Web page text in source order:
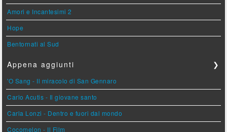
Amori e Incantesimi 2
Hope
Bentornati al Sud
Appena aggiunti ❯
'O Sang - Il miracolo di San Gennaro
Carlo Acutis - Il giovane santo
Carla Lonzi - Dentro e fuori dal mondo
Cocomelon - Il Film